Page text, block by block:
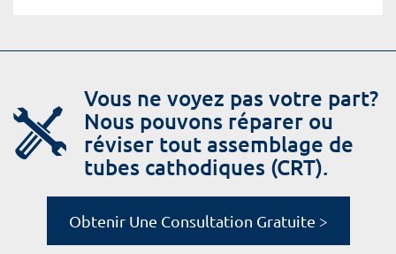
Vous ne voyez pas votre part?
Nous pouvons réparer ou
réviser tout assemblage de
tubes cathodiques (CRT).
Obtenir Une Consultation Gratuite >